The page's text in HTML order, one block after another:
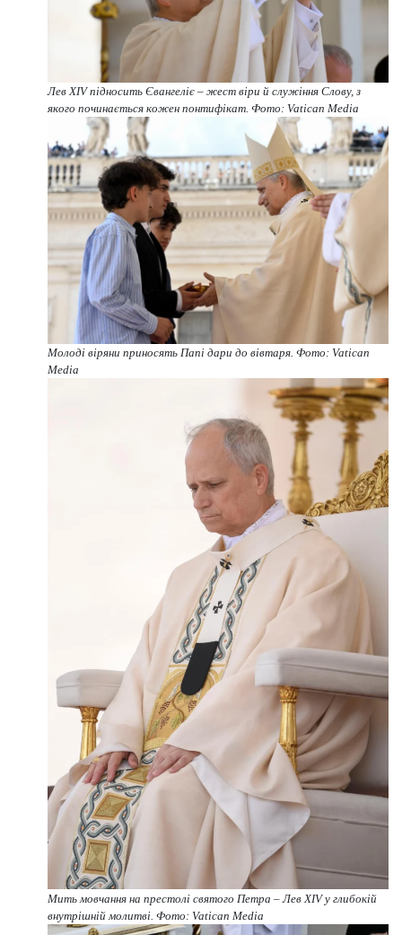
Лев XIV підносить Євангеліє – жест віри й служіння Слову, з
якого починається кожен понтифікат. Фото: Vatican Media
Молоді віряни приносять Папі дари до вівтаря. Фото: Vatican
Media
Мить мовчання на престолі святого Петра – Лев XIV у глибокій
внутрішній молитві. Фото: Vatican Media